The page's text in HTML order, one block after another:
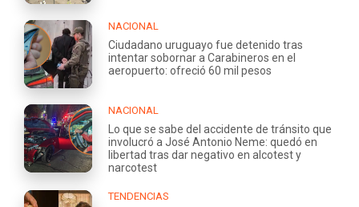
NACIONAL
Ciudadano uruguayo fue detenido tras
intentar sobornar a Carabineros en el
aeropuerto: ofreció 60 mil pesos
NACIONAL
Lo que se sabe del accidente de tránsito que
involucró a José Antonio Neme: quedó en
libertad tras dar negativo en alcotest y
narcotest
TENDENCIAS